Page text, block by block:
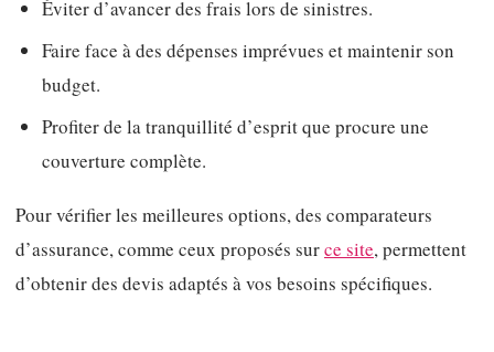
Éviter d’avancer des frais lors de sinistres.
Faire face à des dépenses imprévues et maintenir son
budget.
Profiter de la tranquillité d’esprit que procure une
couverture complète.
Pour vérifier les meilleures options, des comparateurs
d’assurance, comme ceux proposés surce site, permettent
d’obtenir des devis adaptés à vos besoins spécifiques.